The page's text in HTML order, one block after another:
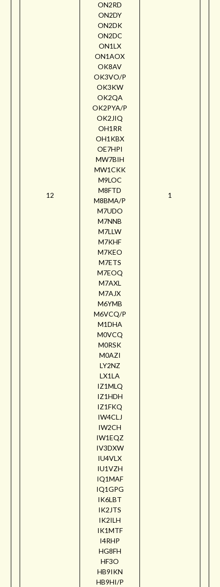
12
ON2RD
ON2DY
ON2DK
ON2DC
ON1LX
ON1AOX
OK8AV
OK3VO/P
OK3KW
OK2QA
OK2PYA/P
OK2JIQ
OH1RR
OH1KBX
OE7HPI
MW7BIH
MW1CKK
M9LOC
M8FTD
M8BMA/P
M7UDO
M7NNB
M7LLW
M7KHF
M7KEO
M7ETS
M7EOQ
M7AXL
M7AJX
M6YMB
M6VCQ/P
M1DHA
M0VCQ
M0RSK
M0AZI
LY2NZ
LX1LA
IZ1MLQ
IZ1HDH
IZ1FKQ
IW4CLJ
IW2CH
IW1EQZ
IV3DXW
IU4VLX
IU1VZH
IQ1MAF
IQ1GPG
IK6LBT
IK2JTS
IK2ILH
IK1MTF
I4RHP
HG8FH
HF3O
HB9IKN
HB9HI/P
1